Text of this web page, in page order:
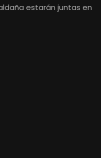
estarán juntas en